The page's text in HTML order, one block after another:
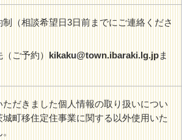
制（相談希望日3日前までにご連絡くださ
ご予約） kikaku@town.ibaraki.lg.jpま
ただきました個人情報の取り扱いについ
城町移住定住事業に関する以外使用いた